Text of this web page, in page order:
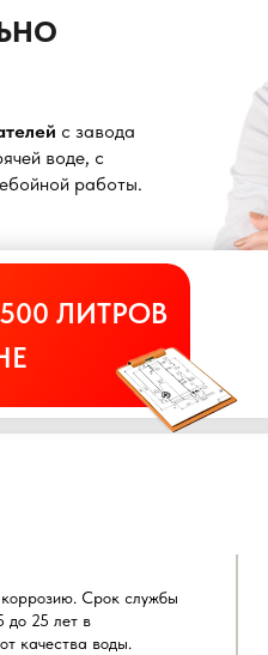
с завода
воде, с
работы.
Срок службы
до 25 лет в
качества воды.
ЛИТРОВ